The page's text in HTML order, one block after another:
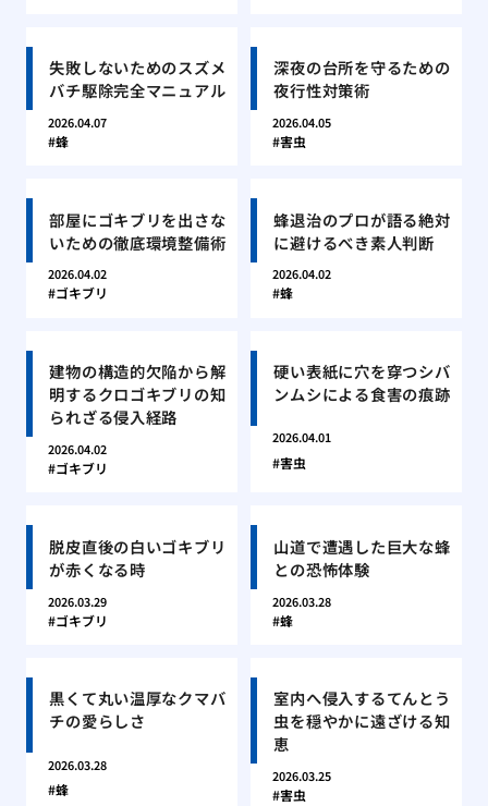
失敗しないためのスズメ
バチ駆除完全マニュアル
2026.04.07
蜂
深夜の台所を守るための
夜行性対策術
2026.04.05
害虫
部屋にゴキブリを出さな
いための徹底環境整備術
2026.04.02
ゴキブリ
蜂退治のプロが語る絶対
に避けるべき素人判断
2026.04.02
蜂
建物の構造的欠陥から解
明するクロゴキブリの知
られざる侵入経路
2026.04.02
ゴキブリ
硬い表紙に穴を穿つシバ
ンムシによる食害の痕跡
2026.04.01
害虫
脱皮直後の白いゴキブリ
が赤くなる時
2026.03.29
ゴキブリ
山道で遭遇した巨大な蜂
との恐怖体験
2026.03.28
蜂
黒くて丸い温厚なクマバ
チの愛らしさ
2026.03.28
蜂
室内へ侵入するてんとう
虫を穏やかに遠ざける知
恵
2026.03.25
害虫